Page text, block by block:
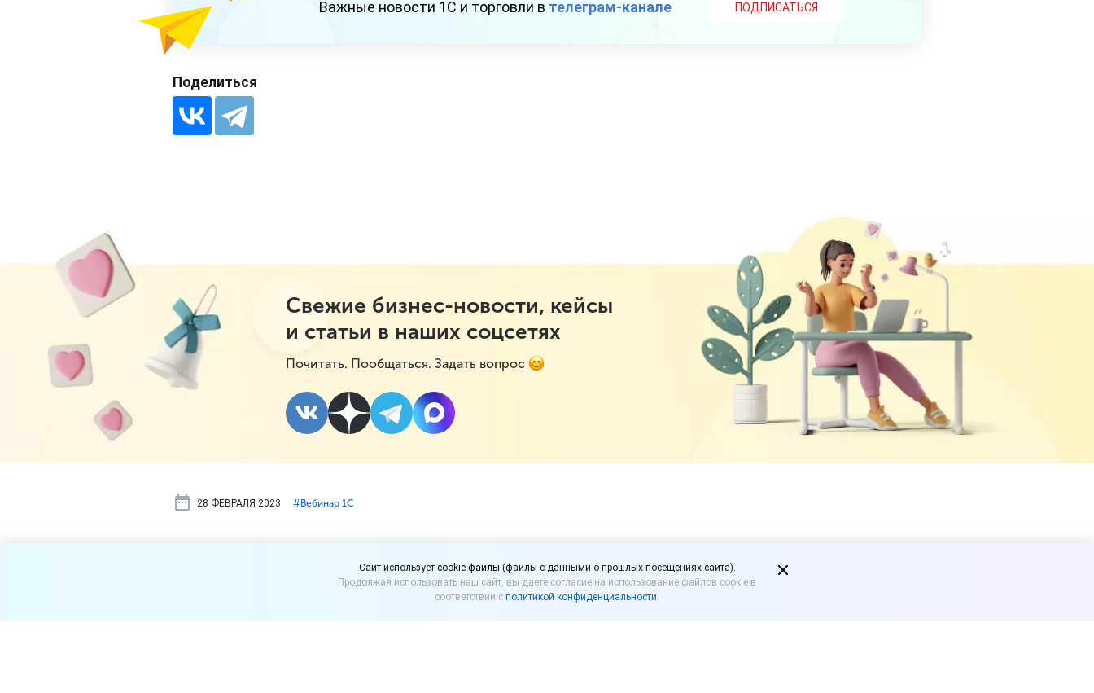
Важные новости 1С и торговли в телеграм-канале ПОДПИСАТЬСЯ
Поделиться
Свежие бизнес-новости, кейсы
и статьи в наших соцсетях
Почитать. Пообщаться. Задать вопрос
28 ФЕВРАЛЯ 2023 #⁣Вебинар 1С
2 марта бесплатный вебинар
«Ценообразование в 1С:Рознице 3.0 и 1С:УНФ
Cайт использует cookie-файлы (файлы с данными о прошлых посещениях сайта).
Продолжая использовать наш сайт, вы даете согласие на использование файлов cookie в
соответствии с политикой конфиденциальности.